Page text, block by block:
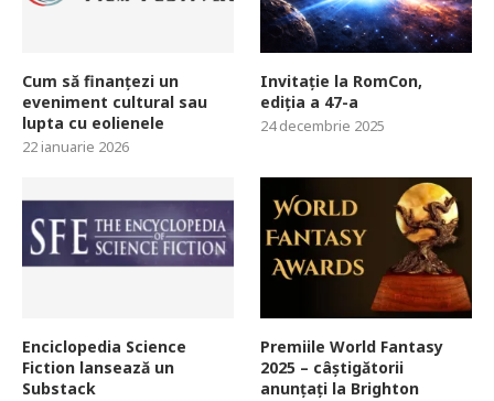
Cum să finanțezi un
eveniment cultural sau
lupta cu eolienele
22 ianuarie 2026
Invitație la RomCon,
ediția a 47-a
24 decembrie 2025
Enciclopedia Science
Fiction lansează un
Substack
Premiile World Fantasy
2025 – câștigătorii
anunțați la Brighton